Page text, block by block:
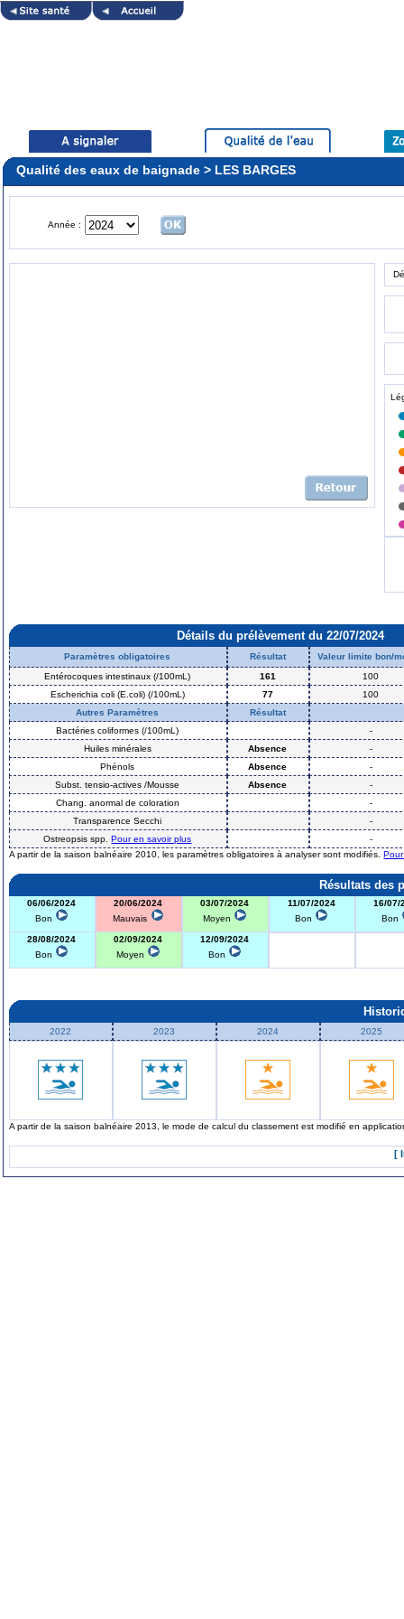
Qualité des eaux de baignade > LES BARGES
Année :
Détails du prélèvement du 22/07/2024
Paramètres obligatoires Résultat
Valeur limite bon/
Entérocoques intestinaux (/100mL)
161
100
Escherichia coli (E.coli) (/100mL)
77
100
Autres Paramètres
Résultat
Bactéries coliformes (/100mL)
-
Huiles minérales
Absence
-
Phénols
Absence
-
Subst. tensio-actives /Mousse
Absence
-
Chang. anormal de coloration
-
Transparence Secchi
-
Ostreopsis spp.Pour en savoir plus
-
A partir de la saison balnéaire 2010, les paramètres obligatoires à analyser sont modifiés.
Résultats des
06/06/2024
Bon
20/06/2024
Mauvais
03/07/2024
Moyen
11/07/2024
Bon
16/07/
Bon
28/08/2024
Bon
02/09/2024
Moyen
12/09/2024
Bon
2022 2023 2024 2025
A partir de la saison balnéaire 2013, le mode de calcul du classement est modifié en
[